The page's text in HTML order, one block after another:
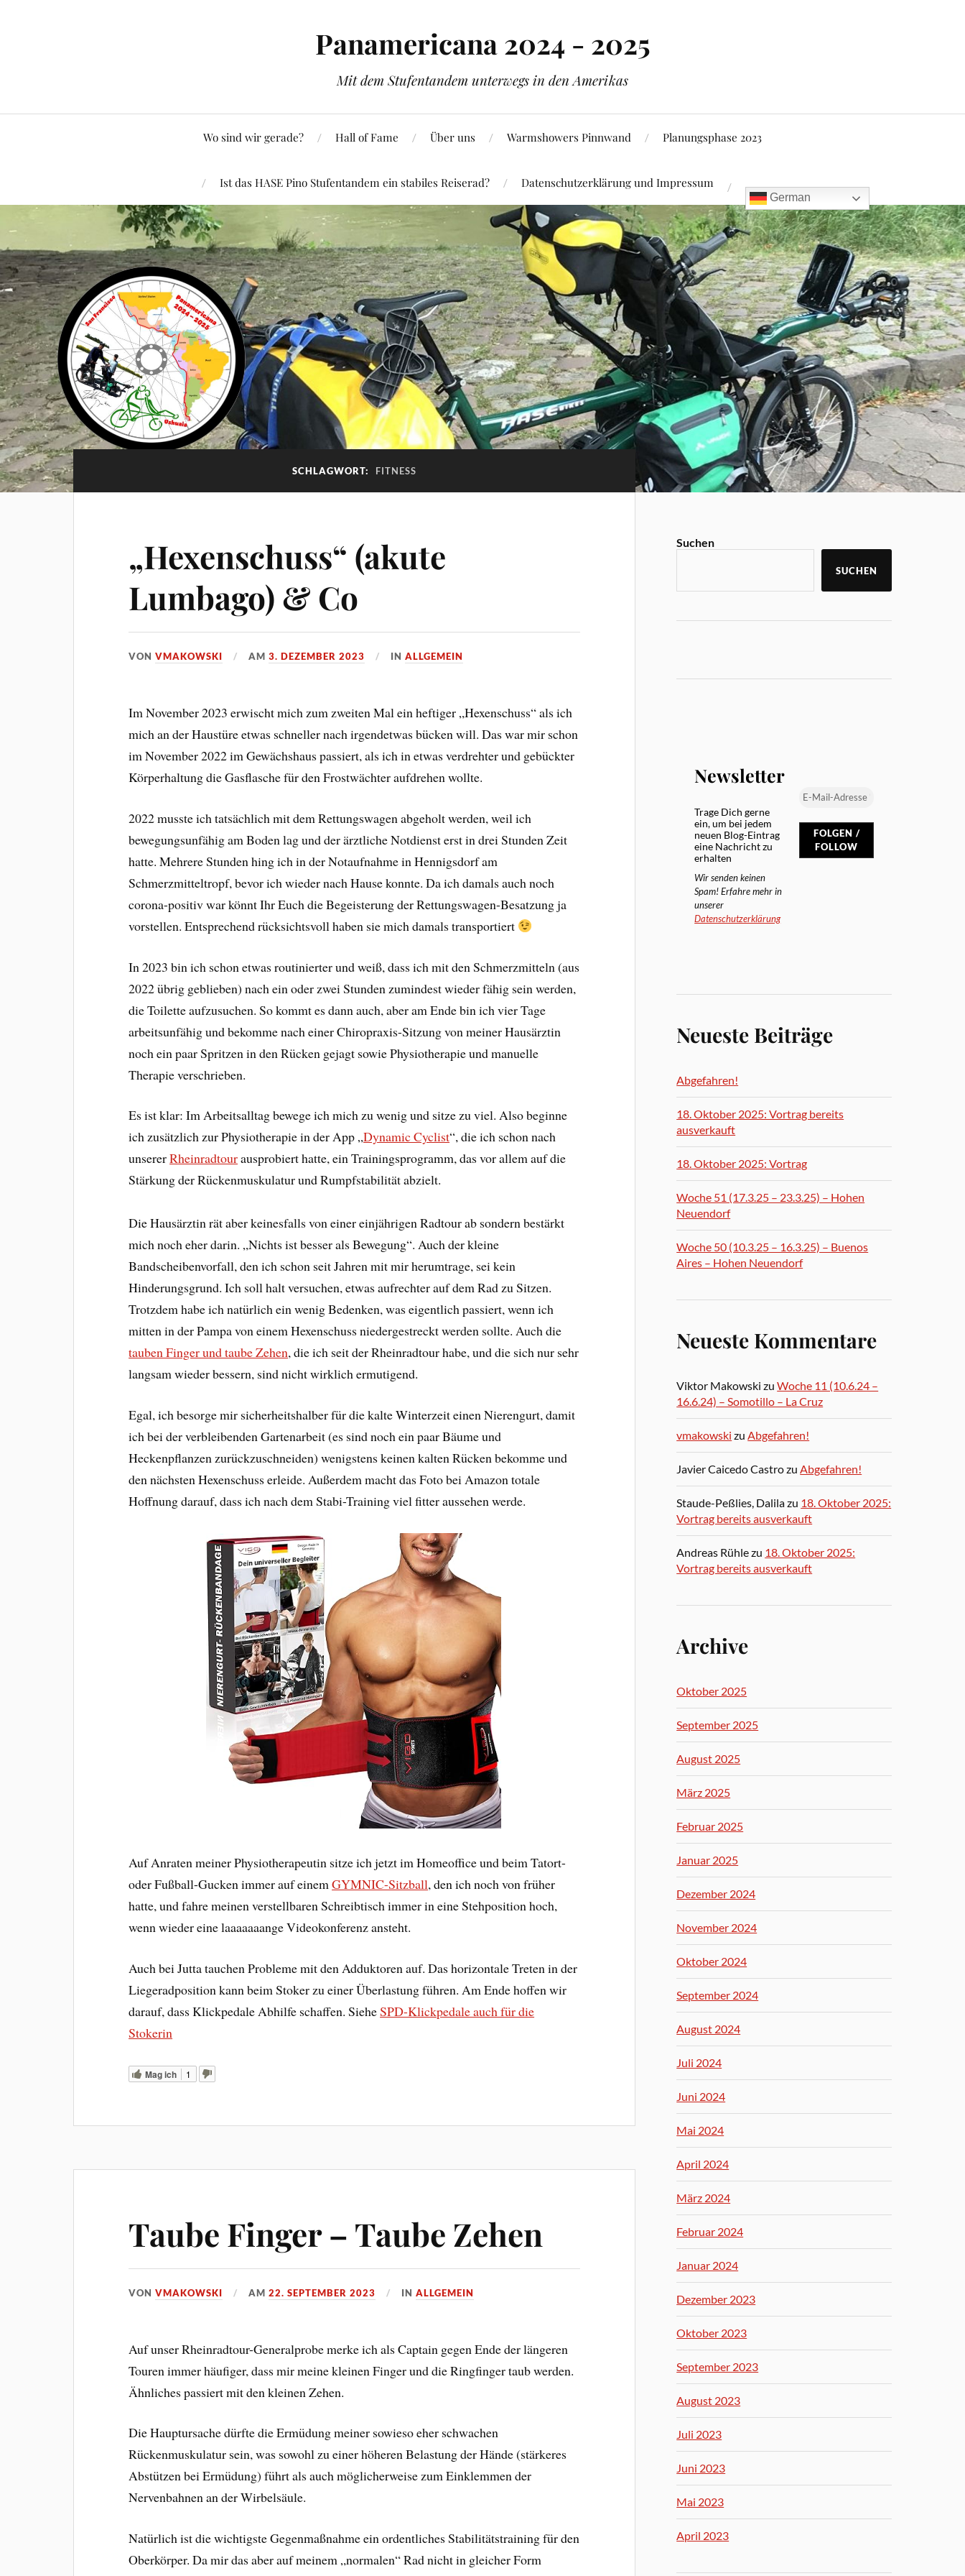
Panamericana 2024 - 2025
Mit dem Stufentandem unterwegs in den Amerikas
Wo sind wir gerade? Hall of Fame Über uns Warmshowers Pinnwand Planungsphase 2023
Ist das HASE Pino Stufentandem ein stabiles Reiserad? Datenschutzerklärung und Impressum
German
SCHLAGWORT: FITNESS
„Hexenschuss“ (akute
Lumbago) & Co
VONVMAKOWSKI AM3. DEZEMBER 2023 INALLGEMEIN
Im November 2023 erwischt mich zum zweiten Mal ein heftiger „Hexenschuss“ als ich
mich an der Haustüre etwas schneller nach irgendetwas bücken will. Das war mir schon
im November 2022 im Gewächshaus passiert, als ich in etwas verdrehter und gebückter
Körperhaltung die Gasflasche für den Frostwächter aufdrehen wollte.
2022 musste ich tatsächlich mit dem Rettungswagen abgeholt werden, weil ich
bewegungsunfähig am Boden lag und der ärztliche Notdienst erst in drei Stunden Zeit
hatte. Mehrere Stunden hing ich in der Notaufnahme in Hennigsdorf am
Schmerzmitteltropf, bevor ich wieder nach Hause konnte. Da ich damals auch noch
corona-positiv war könnt Ihr Euch die Begeisterung der Rettungswagen-Besatzung ja
vorstellen. Entsprechend rücksichtsvoll haben sie mich damals transportiert
In 2023 bin ich schon etwas routinierter und weiß, dass ich mit den Schmerzmitteln (aus
2022 übrig geblieben) nach ein oder zwei Stunden zumindest wieder fähig sein werden,
die Toilette aufzusuchen. So kommt es dann auch, aber am Ende bin ich vier Tage
arbeitsunfähig und bekomme nach einer Chiropraxis-Sitzung von meiner Hausärztin
noch ein paar Spritzen in den Rücken gejagt sowie Physiotherapie und manuelle
Therapie verschrieben.
Es ist klar: Im Arbeitsalltag bewege ich mich zu wenig und sitze zu viel. Also beginne
ich zusätzlich zur Physiotherapie in der App „Dynamic Cyclist“, die ich schon nach
unsererRheinradtourausprobiert hatte, ein Trainingsprogramm, das vor allem auf die
Stärkung der Rückenmuskulatur und Rumpfstabilität abzielt.
Die Hausärztin rät aber keinesfalls von einer einjährigen Radtour ab sondern bestärkt
mich noch eher darin. „Nichts ist besser als Bewegung“. Auch der kleine
Bandscheibenvorfall, den ich schon seit Jahren mit mir herumtrage, sei kein
Hinderungsgrund. Ich soll halt versuchen, etwas aufrechter auf dem Rad zu Sitzen.
Trotzdem habe ich natürlich ein wenig Bedenken, was eigentlich passiert, wenn ich
mitten in der Pampa von einem Hexenschuss niedergestreckt werden sollte. Auch die
tauben Finger und taube Zehen, die ich seit der Rheinradtour habe, und die sich nur sehr
langsam wieder bessern, sind nicht wirklich ermutigend.
Egal, ich besorge mir sicherheitshalber für die kalte Winterzeit einen Nierengurt, damit
ich bei der verbleibenden Gartenarbeit (es sind noch ein paar Bäume und
Heckenpflanzen zurückzuschneiden) wenigstens keinen kalten Rücken bekomme und
den nächsten Hexenschuss erleide. Außerdem macht das Foto bei Amazon totale
Hoffnung darauf, dass ich nach dem Stabi-Training viel fitter aussehen werde.
Auf Anraten meiner Physiotherapeutin sitze ich jetzt im Homeoffice und beim Tatort-
oder Fußball-Gucken immer auf einemGYMNIC-Sitzball, den ich noch von früher
hatte, und fahre meinen verstellbaren Schreibtisch immer in eine Stehposition hoch,
wenn wieder eine laaaaaaange Videokonferenz ansteht.
Auch bei Jutta tauchen Probleme mit den Adduktoren auf. Das horizontale Treten in der
Liegeradposition kann beim Stoker zu einer Überlastung führen. Am Ende hoffen wir
darauf, dass Klickpedale Abhilfe schaffen. SieheSPD-Klickpedale auch für die
Stokerin
Mag ich 1
Taube Finger – Taube Zehen
VONVMAKOWSKI AM22. SEPTEMBER 2023 INALLGEMEIN
Auf unser Rheinradtour-Generalprobe merke ich als Captain gegen Ende der längeren
Touren immer häufiger, dass mir meine kleinen Finger und die Ringfinger taub werden.
Ähnliches passiert mit den kleinen Zehen.
Die Hauptursache dürfte die Ermüdung meiner sowieso eher schwachen
Rückenmuskulatur sein, was sowohl zu einer höheren Belastung der Hände (stärkeres
Abstützen bei Ermüdung) führt als auch möglicherweise zum Einklemmen der
Nervenbahnen an der Wirbelsäule.
Natürlich ist die wichtigste Gegenmaßnahme ein ordentliches Stabilitätstraining für den
Oberkörper. Da mir das aber auf meinem „normalen“ Rad nicht in gleicher Form
Suchen
SUCHEN
Newsletter
Trage Dich gerne
ein, um bei jedem
neuen Blog-Eintrag
eine Nachricht zu
erhalten
Wir senden keinen
Spam! Erfahre mehr in
unserer
Datenschutzerklärung
Neueste Beiträge
Abgefahren!
18. Oktober 2025: Vortrag bereits
ausverkauft
18. Oktober 2025: Vortrag
Woche 51 (17.3.25 – 23.3.25) – Hohen
Neuendorf
Woche 50 (10.3.25 – 16.3.25) – Buenos
Aires – Hohen Neuendorf
Neueste Kommentare
Viktor Makowski zuWoche 11 (10.6.24 –
16.6.24) – Somotillo – La Cruz
vmakowski zuAbgefahren!
Javier Caicedo CastrozuAbgefahren!
Staude-Peßlies, Dalilazu 18. Oktober 2025:
Vortrag bereits ausverkauft
Andreas Rühlezu 18. Oktober 2025:
Vortrag bereits ausverkauft
Archive
Oktober 2025
September 2025
August 2025
März 2025
Februar 2025
Januar 2025
Dezember 2024
November 2024
Oktober 2024
September 2024
August 2024
Juli 2024
Juni 2024
Mai 2024
April 2024
März 2024
Februar 2024
Januar 2024
Dezember 2023
Oktober 2023
September 2023
August 2023
Juli 2023
Juni 2023
Mai 2023
April 2023